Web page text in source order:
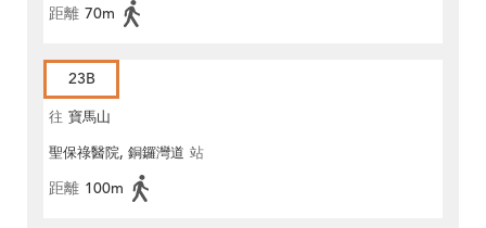
距離 70m
23B
往 寶馬山
聖保祿醫院, 銅鑼灣道 站
距離 100m